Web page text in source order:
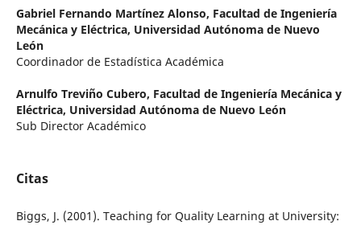
Gabriel Fernando Martínez Alonso, Facultad de Ingeniería
Mecánica y Eléctrica, Universidad Autónoma de Nuevo
León
Coordinador de Estadística Académica
Arnulfo Treviño Cubero, Facultad de Ingeniería Mecánica y
Eléctrica, Universidad Autónoma de Nuevo León
Sub Director Académico
Citas
Biggs, J. (2001). Teaching for Quality Learning at University: